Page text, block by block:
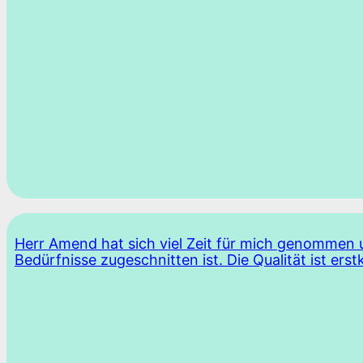
Herr Amend hat sich viel Zeit für mich
Bedürfnisse zugeschnitten ist. Die Qualität ist